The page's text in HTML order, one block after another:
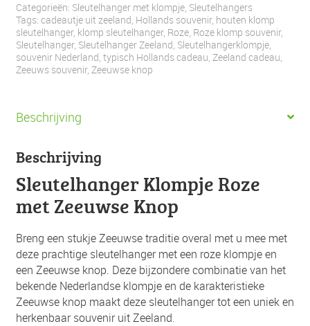
Categorieën: Sleutelhanger met klompje, Sleutelhangers
Tags: cadeautje uit zeeland, Hollands souvenir, houten klomp
sleutelhanger, klomp sleutelhanger, Roze, Roze klomp souvenir,
Sleutelhanger, Sleutelhanger Zeeland, Sleutelhangerklompje,
souvenir Nederland, typisch Hollands cadeau, Zeeland cadeau,
Zeeuws souvenir, Zeeuwse knop
Beschrijving
Beschrijving
Sleutelhanger Klompje Roze
met Zeeuwse Knop
Breng een stukje Zeeuwse traditie overal met u mee met
deze prachtige sleutelhanger met een roze klompje en
een Zeeuwse knop. Deze bijzondere combinatie van het
bekende Nederlandse klompje en de karakteristieke
Zeeuwse knop maakt deze sleutelhanger tot een uniek en
herkenbaar souvenir uit Zeeland.